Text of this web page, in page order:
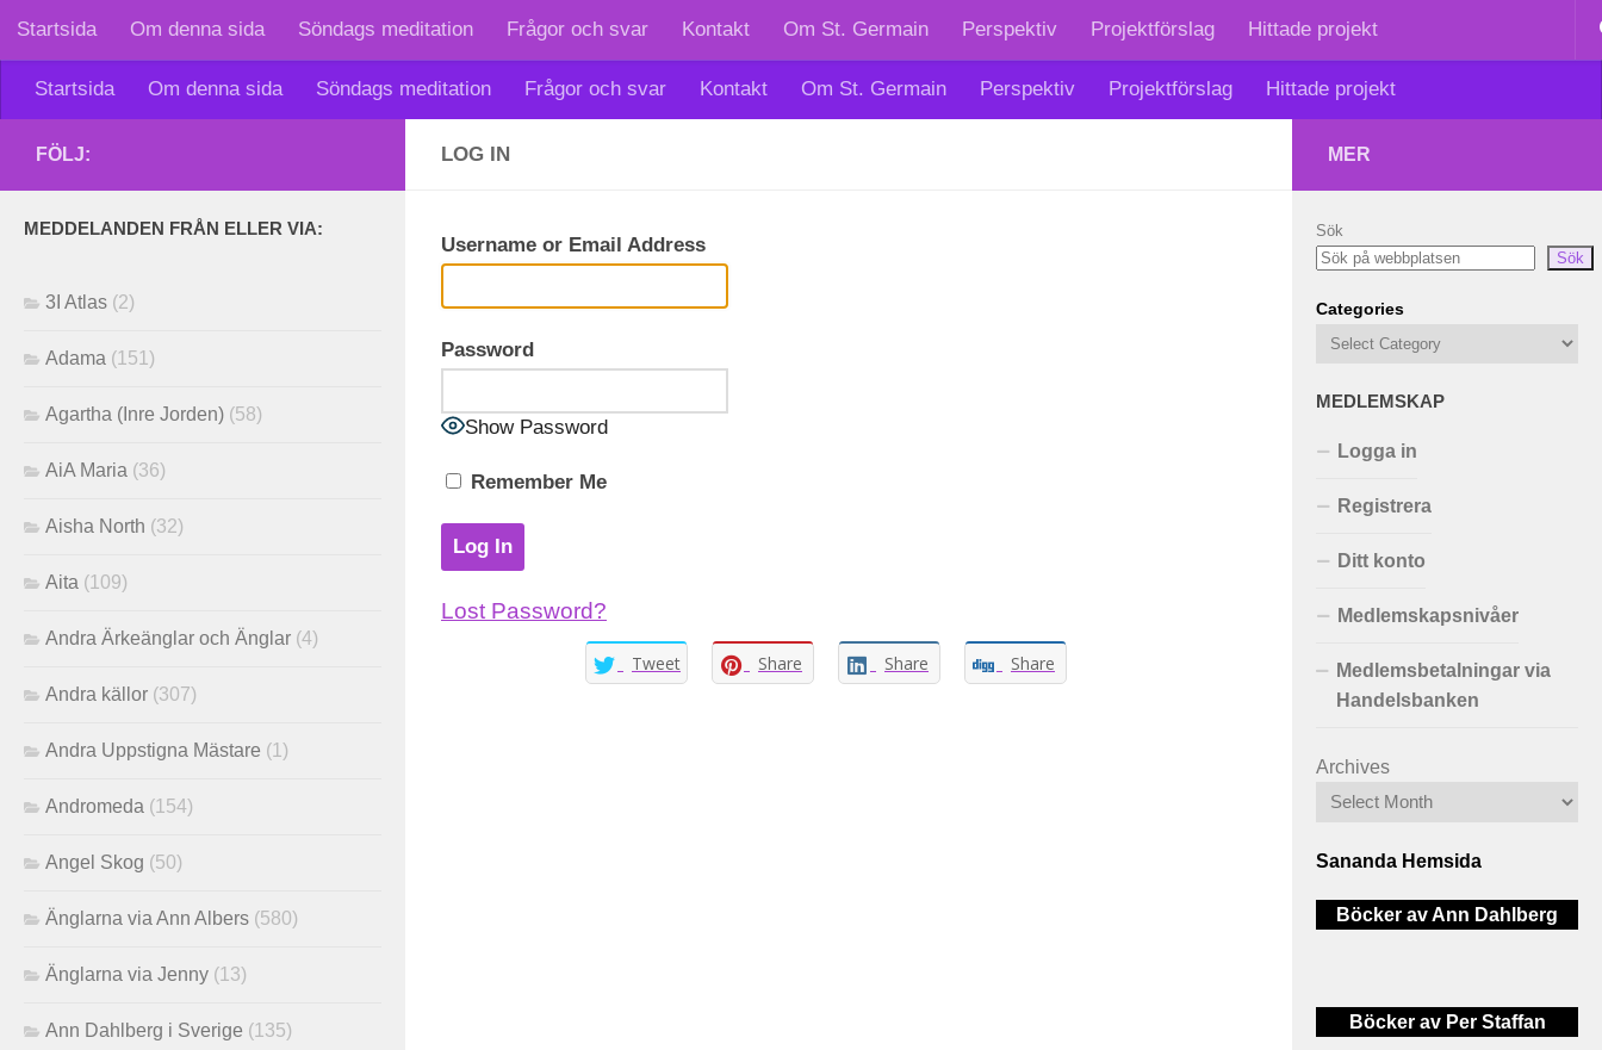
Skip to content
Startsida Om denna sida Söndags meditation Frågor och svar Kontakt Om St. Germain Perspektiv Projektförslag Hittade projekt
Startsida Om denna sida Söndags meditation Frågor och svar Kontakt Om St. Germain Perspektiv Projektförslag Hittade projekt
LOG IN
Username or Email Address
Password
Show Password
Remember Me
Lost Password?
Tweet Share Share Share
FÖLJ:
MEDDELANDEN FRÅN ELLER VIA:
3I Atlas (2)
Adama (151)
Agartha (Inre Jorden) (58)
AiA Maria (36)
Aisha North (32)
Aita (109)
Andra Ärkeänglar och Änglar (4)
Andra källor (307)
Andra Uppstigna Mästare (1)
Andromeda (154)
Angel Skog (50)
Änglarna via Ann Albers (580)
Änglarna via Jenny (13)
Ann Dahlberg i Sverige (135)
MER
Sök
Sök
Categories
MEDLEMSKAP
Logga in
Registrera
Ditt konto
Medlemskapsnivåer
Medlemsbetalningar via
Handelsbanken
Archives
Sananda Hemsida
Böcker av Ann Dahlberg
Böcker av Per Staffan